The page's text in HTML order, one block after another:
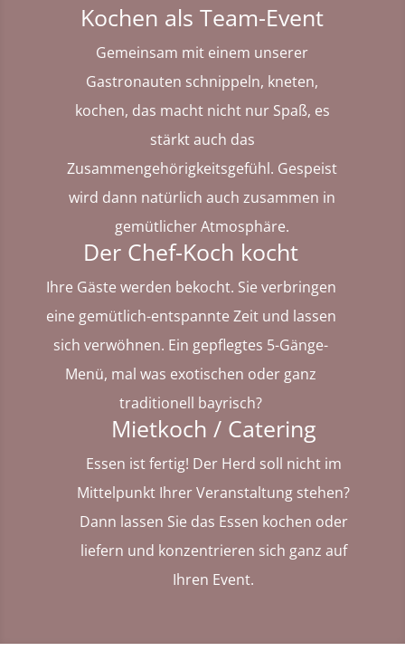
Kochen als Team-Event
Gemeinsam mit einem unserer
Gastronauten schnippeln, kneten,
kochen, das macht nicht nur Spaß, es
stärkt auch das
Zusammengehörigkeitsgefühl. Gespeist
wird dann natürlich auch zusammen in
gemütlicher Atmosphäre.
Der Chef-Koch kocht
Ihre Gäste werden bekocht. Sie verbringen
eine gemütlich-entspannte Zeit und lassen
sich verwöhnen. Ein gepflegtes 5-Gänge-
Menü, mal was exotischen oder ganz
traditionell bayrisch?
Mietkoch / Catering
Essen ist fertig! Der Herd soll nicht im
Mittelpunkt Ihrer Veranstaltung stehen?
Dann lassen Sie das Essen kochen oder
liefern und konzentrieren sich ganz auf
Ihren Event.